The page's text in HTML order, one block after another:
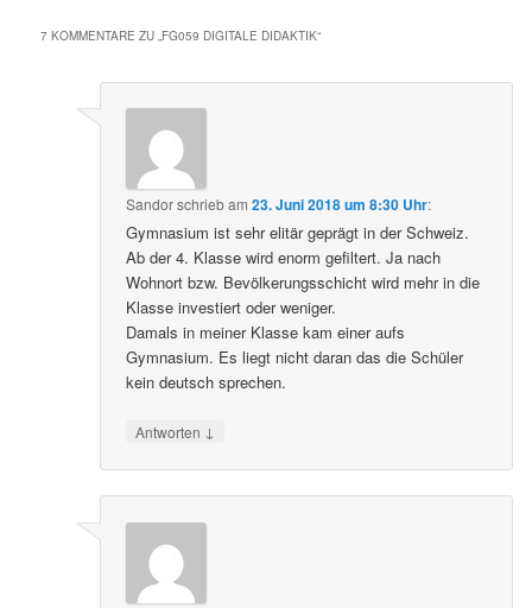
7 KOMMENTARE ZU „FG059 DIGITALE DIDAKTIK“
Sandorschriebam23. Juni 2018 um 8:30 Uhr:
Gymnasium ist sehr elitär geprägt in der Schweiz.
Ab der 4. Klasse wird enorm gefiltert. Ja nach
Wohnort bzw. Bevölkerungsschicht wird mehr in die
Klasse investiert oder weniger.
Damals in meiner Klasse kam einer aufs
Gymnasium. Es liegt nicht daran das die Schüler
kein deutsch sprechen.
Antworten ↓